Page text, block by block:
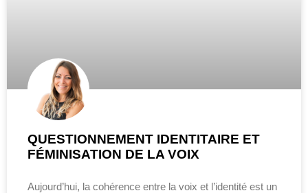
QUESTIONNEMENT IDENTITAIRE ET
FÉMINISATION DE LA VOIX
Aujourd’hui, la cohérence entre la voix et l’identité est un